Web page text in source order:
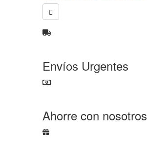

Envíos Urgentes
Ahorre con nosotros